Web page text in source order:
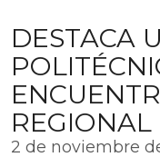
DESTACA
REGIONAL
2 de noviembre